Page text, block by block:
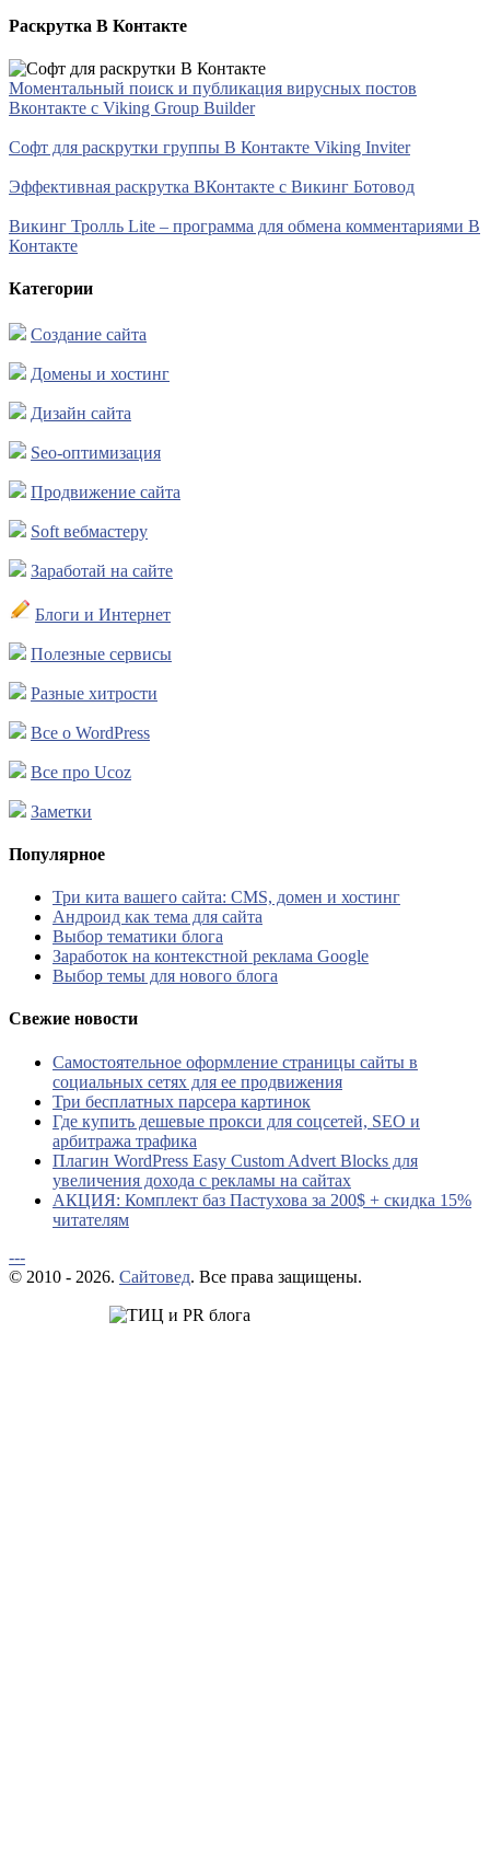
Раскрутка В Контакте
Моментальный поиск и публикация вирусных постов
Вконтакте с Viking Group Builder
Софт для раскрутки группы В Контакте Viking Inviter
Эффективная раскрутка ВКонтакте с Викинг Ботовод
Викинг Тролль Lite – программа для обмена комментариями В
Контакте
Категории
Создание сайта
Домены и хостинг
Дизайн сайта
Seo-оптимизация
Продвижение сайта
Soft вебмастеру
Заработай на сайте
Блоги и Интернет
Полезные сервисы
Разные хитрости
Все о WordPress
Все про Ucoz
Заметки
Популярное
Три кита вашего сайта: CMS, домен и хостинг
Андроид как тема для сайта
Выбор тематики блога
Заработок на контекстной реклама Google
Выбор темы для нового блога
Свежие новости
Самостоятельное оформление страницы сайты в
социальных сетях для ее продвижения
Три бесплатных парсера картинок
Где купить дешевые прокси для соцсетей, SEO и
арбитража трафика
Плагин WordPress Easy Custom Advert Blocks для
увеличения дохода с рекламы на сайтах
АКЦИЯ: Комплект баз Пастухова за 200$ + скидка 15%
читателям
---
© 2010 - 2026. Сайтовед. Все права защищены.